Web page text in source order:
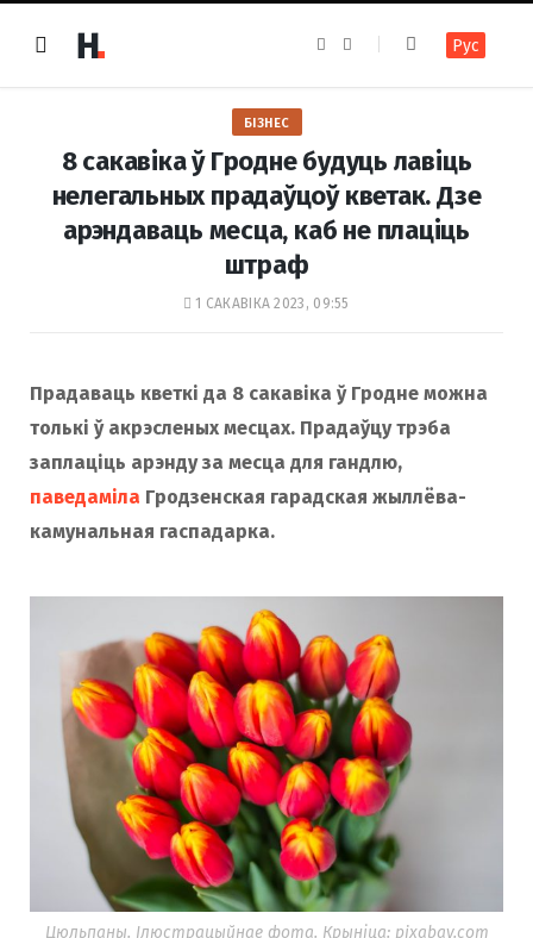
e
k
t
a
m
Рус
БІЗНЕС
8 сакавіка ў Гродне будуць лавіць
нелегальных прадаўцоў кветак. Дзе
арэндаваць месца, каб не плаціць
штраф
1 САКАВІКА 2023, 09:55
Прадаваць кветкі да 8 сакавіка ў Гродне можна
толькі ў акрэсленых месцах. Прадаўцу трэба
заплаціць арэнду за месца для гандлю,
паведаміла Гродзенская гарадская жыллёва-
камунальная гаспадарка.
Цюльпаны. Ілюстрацыйнае фота. Крыніца: pixabay.com